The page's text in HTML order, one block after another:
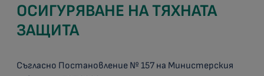
ОСИГУРЯВАНЕ НА ТЯХНАТА
ЗАЩИТА
Съгласно Постановление № 157 на Министерския